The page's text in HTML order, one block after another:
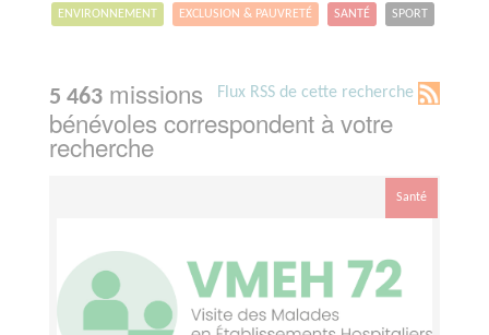
ENVIRONNEMENT EXCLUSION & PAUVRETÉ SANTÉ SPORT
Flux RSS de cette recherche
5 463 missions
bénévoles correspondent à votre
recherche
Santé